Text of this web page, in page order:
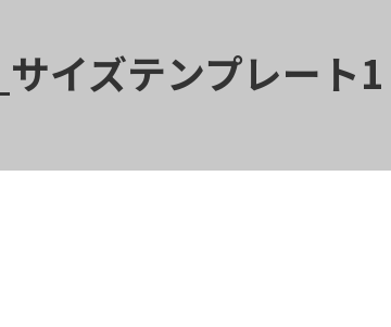
イズテンプレート1